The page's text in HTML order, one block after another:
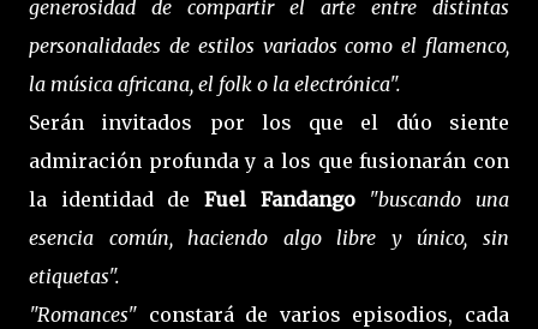
generosidad de compartir el arte entre distintas
personalidades de estilos variados como el flamenco,
la música africana, el folk o la electrónica".
Serán invitados por los que el dúo siente
admiración profunda y a los que fusionarán con
la identidad de Fuel Fandango"buscando una
esencia común, haciendo algo libre y único, sin
etiquetas".
"Romances" constará de varios episodios, cada